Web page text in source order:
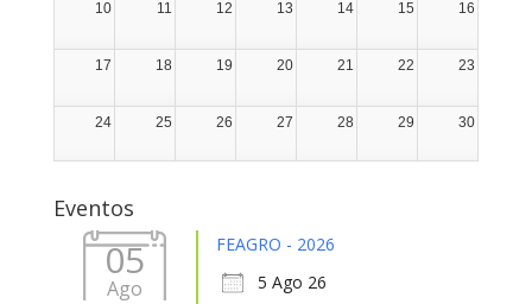
10
11 12 13 14 15 16
17 18 19 20 21 22 23
24 25 26 27 28 29 30
Eventos
05
Ago
FEAGRO - 2026
5 Ago 26